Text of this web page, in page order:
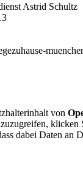
Astrid Schultz
von
klicken
dabei Daten an